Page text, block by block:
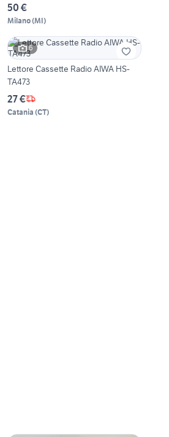
50 €
Milano(MI)
6
Lettore Cassette Radio AIWA HS-
TA473
27 €
Catania (CT)